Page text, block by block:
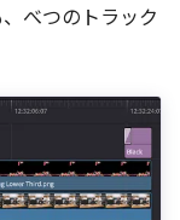
べつのトラック